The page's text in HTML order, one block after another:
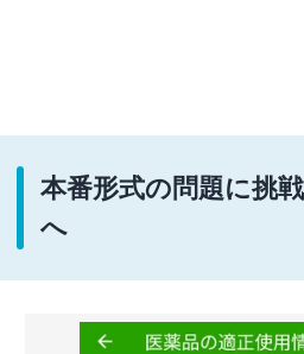
本番形式の問題に挑
へ